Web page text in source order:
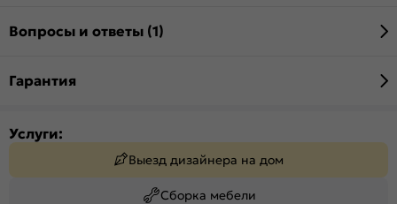
Вопросы и ответы (1)
Гарантия
Услуги:
Выезд дизайнера на дом
Сборка мебели